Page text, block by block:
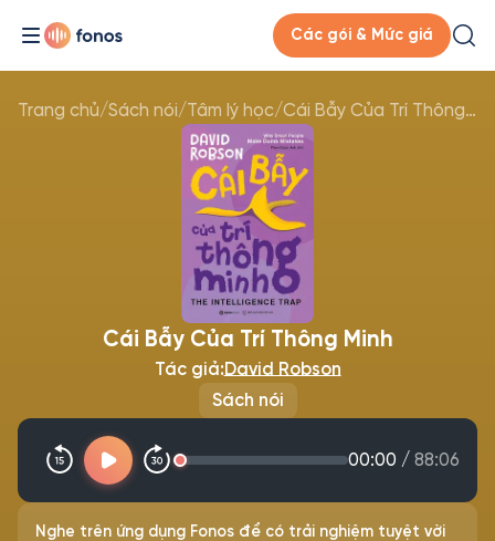
Các gói & Mức giá
Trang chủ/Sách nói/Tâm lý học/ Cái Bẫy Của Trí Thông Minh
Sách nói
Cái Bẫy Của Trí Thông Minh
Tác giả:David Robson
00:00 / 88:06
Nghe trên ứng dụng Fonos để có trải nghiệm tuyệt vời